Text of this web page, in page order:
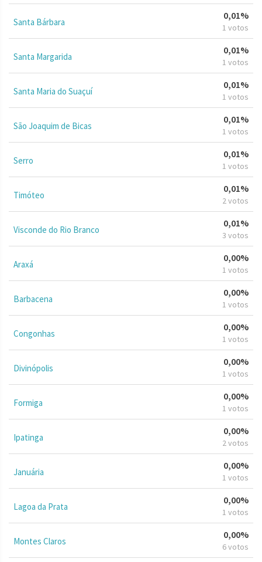
Santa Bárbara
0,01%
1 votos
Santa Margarida
0,01%
1 votos
Santa Maria do Suaçuí
0,01%
1 votos
São Joaquim de Bicas
0,01%
1 votos
Serro
0,01%
1 votos
Timóteo
0,01%
2 votos
Visconde do Rio Branco
0,01%
3 votos
Araxá
0,00%
1 votos
Barbacena
0,00%
1 votos
Congonhas
0,00%
1 votos
Divinópolis
0,00%
1 votos
Formiga
0,00%
1 votos
Ipatinga
0,00%
2 votos
Januária
0,00%
1 votos
Lagoa da Prata
0,00%
1 votos
Montes Claros
0,00%
6 votos